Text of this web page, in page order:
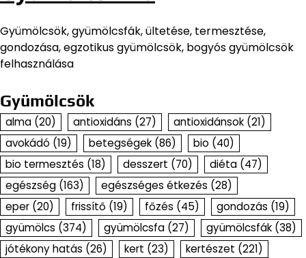
Gyümölcsök, gyümölcsfák, ültetése, termesztése,
gondozása, egzotikus gyümölcsök, bogyós gyümölcsök
felhasználása
Gyümölcsök
alma (20) antioxidáns (27) antioxidánsok (21)
avokádó (19) betegségek (86) bio (40)
bio termesztés (18) desszert (70) diéta (47)
egészség (163) egészséges étkezés (28)
eper (20) frissítő (19) főzés (45) gondozás (19)
gyümölcs (374) gyümölcsfa (27) gyümölcsfák (38)
jótékony hatás (26) kert (23) kertészet (221)